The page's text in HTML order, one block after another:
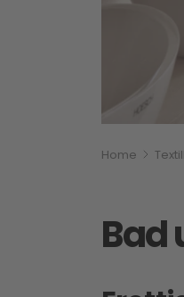
Sie
Home
Bad